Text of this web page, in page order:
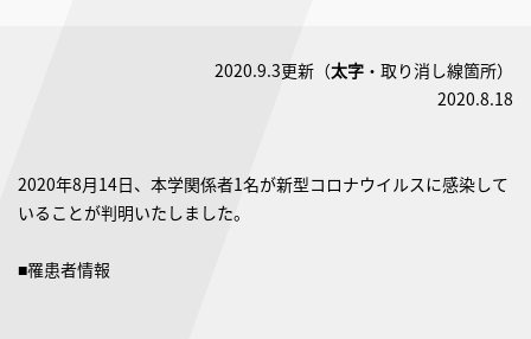
2020.9.3更新（太字 ・取り消し線箇所）
2020.8.18
2020年8月14日、本学関係者1名が新型コロナウイルスに感染して
いることが判明いたしました。
■罹患者情報